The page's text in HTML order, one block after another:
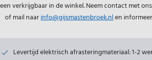
verkrijgbaar in de winkel. Neem contact met
of mail naarinfo@gijsmastenbroek.nlen
Levertijd elektrisch afrasteringmateriaal: 1-2